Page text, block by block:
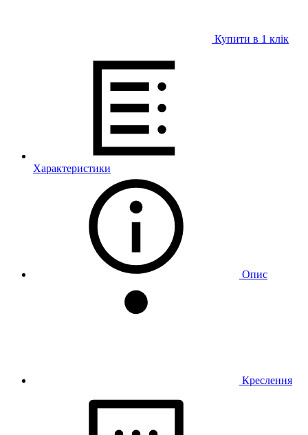
Купити в 1 клiк
Характеристики
Опис
Креслення